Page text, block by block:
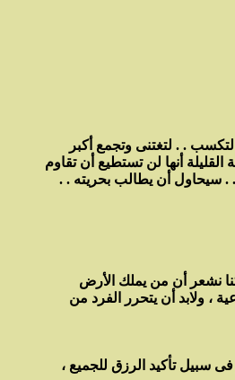
لتكسب . . لتغتنى وتجمع أكبر
أنها لن تستطيع أن تقاوم
. سيحاول أن يطالب بحريته . .
نشعر أن من يملك الأرض
، ولابد أن يتحرر الفرد من
فى سبيل تأكيد الرزق للجميع ،